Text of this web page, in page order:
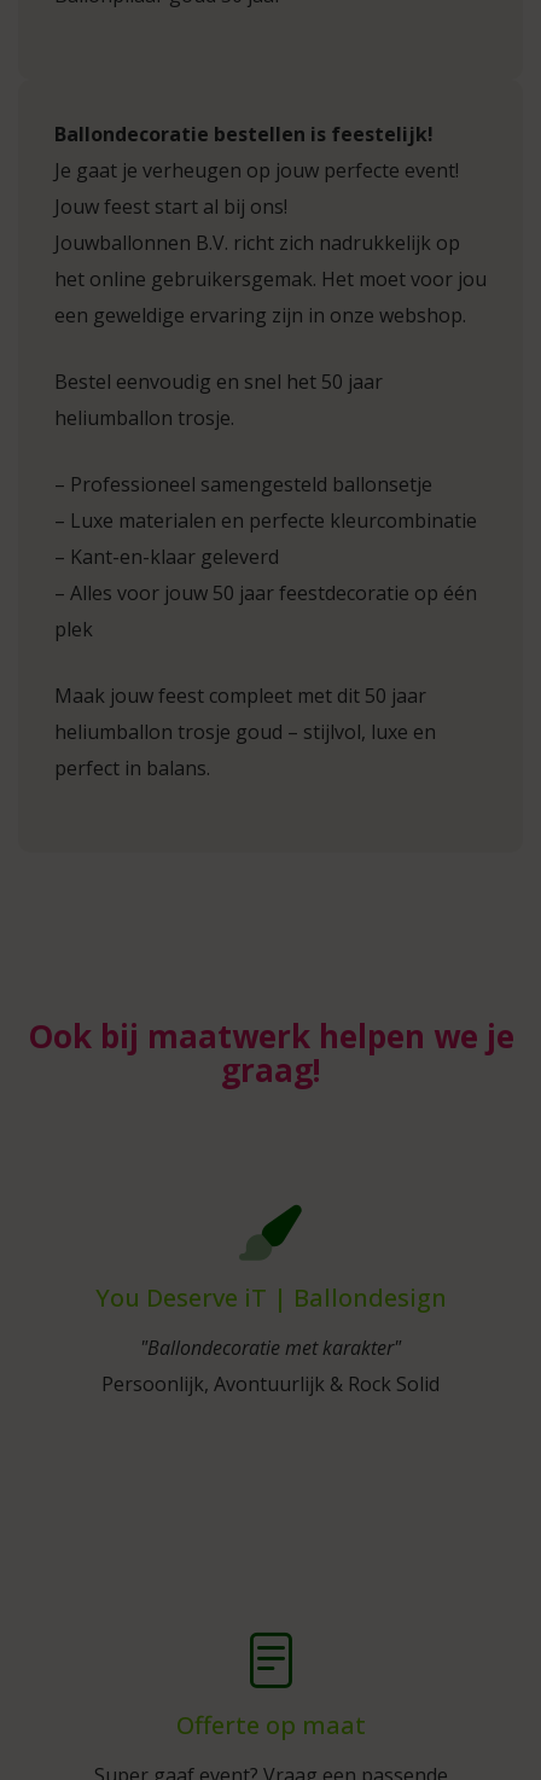
Ballondecoratie bestellen is feestelijk!
Je gaat je verheugen op jouw perfecte event!
Jouw feest start al bij ons!
Jouwballonnen B.V. richt zich nadrukkelijk op
het online gebruikersgemak. Het moet voor jou
een geweldige ervaring zijn in onze webshop.
Bestel eenvoudig en snel het 50 jaar
heliumballon trosje.
– Professioneel samengesteld ballonsetje
– Luxe materialen en perfecte kleurcombinatie
– Kant-en-klaar geleverd
– Alles voor jouw 50 jaar feestdecoratie op één
plek
Maak jouw feest compleet met dit 50 jaar
heliumballon trosje goud – stijlvol, luxe en
perfect in balans.
Ook bij maatwerk helpen we je
graag!
You Deserve iT | Ballondesign
"Ballondecoratie met karakter"
Persoonlijk, Avontuurlijk & Rock Solid
Offerte op maat